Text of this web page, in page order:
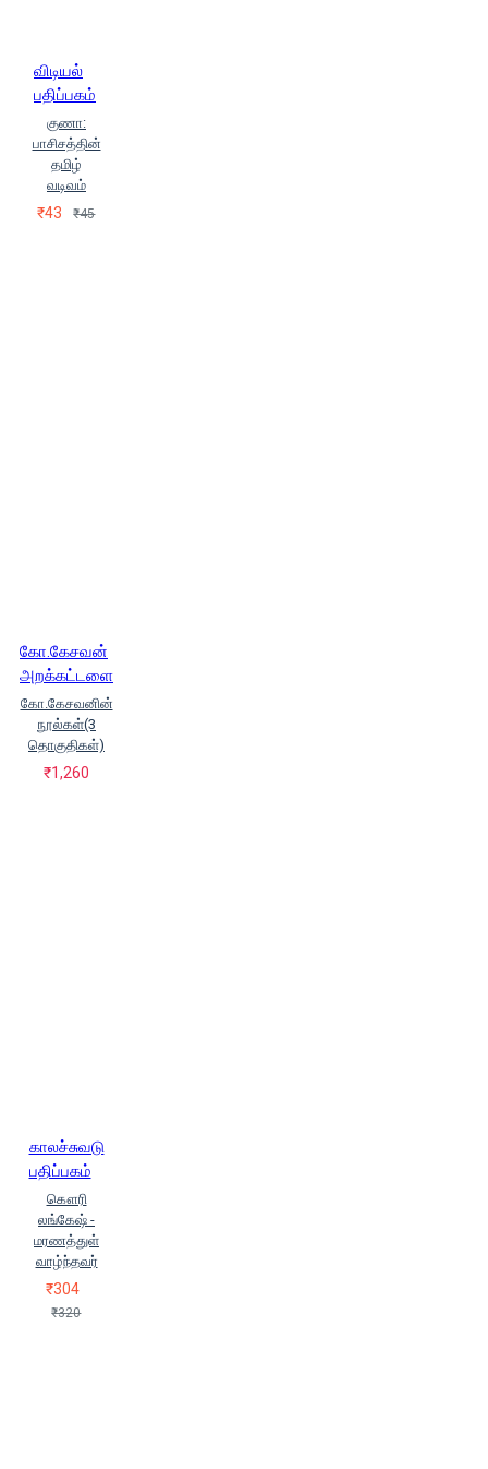
விடியல்
பதிப்பகம்
குணா:
பாசிசத்தின்
தமிழ்
வடிவம்
₹43 ₹45
கோ.கேசவன்
அறக்கட்டளை
கோ.கேசவனின்
நூல்கள்(3
தொகுதிகள்)
₹1,260
காலச்சுவடு
பதிப்பகம்
கௌரி
லங்கேஷ் -
மரணத்துள்
வாழ்ந்தவர்
₹304
₹320